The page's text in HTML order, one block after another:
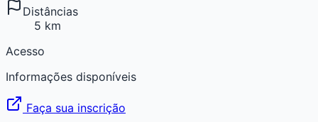
Distâncias
5 km
Acesso
Informações disponíveis
Faça sua inscrição